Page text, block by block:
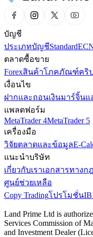
บัญชี
ประเภทบัญชีStandard
ตลาดซื้อขาย
Forexสินค้าโภคภัณฑ์คริ
เงื่อนไข
ฝากและถอนเงินมาร์จิ้นแ
แพลตฟอร์ม
MetaTrader 4MetaTrader 5
เครื่องมือ
วิจัยตลาดและข้อมูลE-
แนะนำบริษัท
เกี่ยวกับเราเอกสารทางก
ศูนย์ช่วยเหลือ
Copy Tradingโปรโมชั่น
Land Prime Ltd is
Services Commission of
and Investment Dealer